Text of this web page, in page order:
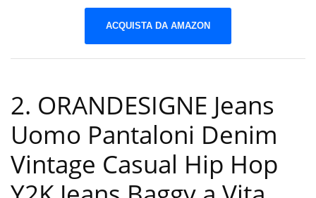
ACQUISTA DA AMAZON
2. ORANDESIGNE Jeans
Uomo Pantaloni Denim
Vintage Casual Hip Hop